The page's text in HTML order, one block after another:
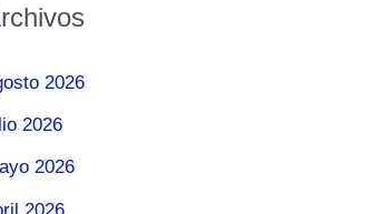
2026
2026
2026
2026